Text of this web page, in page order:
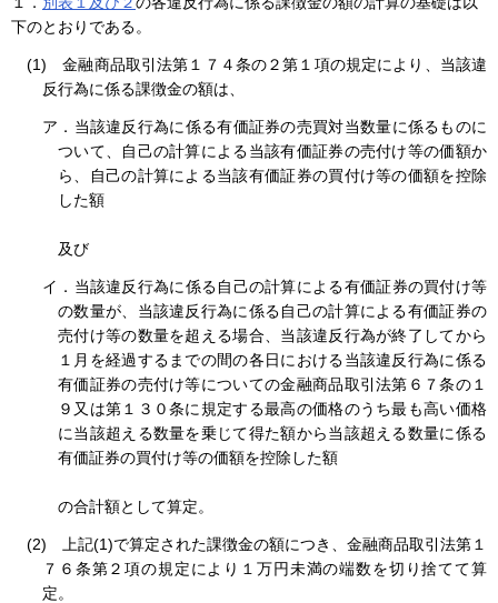
下のとおりである。
(1) 金融商品取引法第１７４条の２第１項の規定により、当該違
反行為に係る課徴金の額は、
ア．当該違反行為に係る有価証券の売買対当数量に係るものに
ついて、自己の計算による当該有価証券の売付け等の価額か
ら、自己の計算による当該有価証券の買付け等の価額を控除
した額
及び
イ．当該違反行為に係る自己の計算による有価証券の買付け等
の数量が、当該違反行為に係る自己の計算による有価証券の
売付け等の数量を超える場合、当該違反行為が終了してから
１月を経過するまでの間の各日における当該違反行為に係る
有価証券の売付け等についての金融商品取引法第６７条の１
９又は第１３０条に規定する最高の価格のうち最も高い価格
に当該超える数量を乗じて得た額から当該超える数量に係る
有価証券の買付け等の価額を控除した額
の合計額として算定。
(2) 上記(1)で算定された課徴金の額につき、金融商品取引法第１
７６条第２項の規定により１万円未満の端数を切り捨てて算
定。